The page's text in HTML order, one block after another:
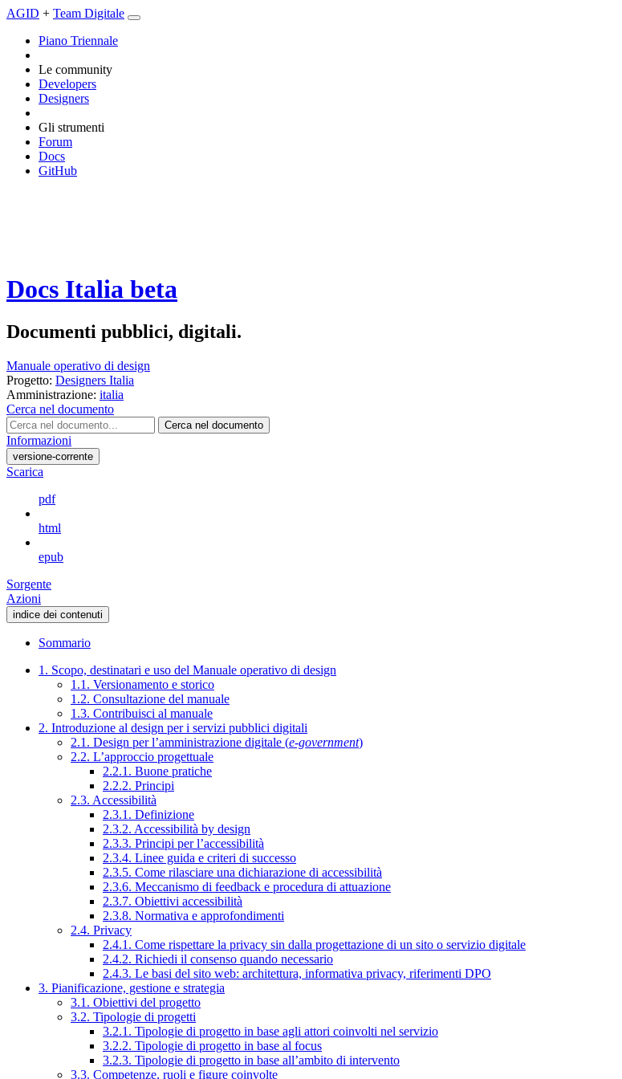
AGID + Team Digitale
Piano Triennale
Le community
Developers
Designers
Gli strumenti
Forum
Docs
GitHub
Docs Italia beta
Documenti pubblici, digitali.
Manuale operativo di design
Progetto: Designers Italia
Amministrazione: italia
Cerca nel documento
Cerca nel documento
Informazioni
versione-corrente
Scarica
pdf
html
epub
Sorgente
Azioni
indice dei contenuti
Sommario
1. Scopo, destinatari e uso del Manuale operativo di design
1.1. Versionamento e storico
1.2. Consultazione del manuale
1.3. Contribuisci al manuale
2. Introduzione al design per i servizi pubblici digitali
2.1. Design per l’amministrazione digitale (e-government)
2.2. L’approccio progettuale
2.2.1. Buone pratiche
2.2.2. Principi
2.3. Accessibilità
2.3.1. Definizione
2.3.2. Accessibilità by design
2.3.3. Principi per l’accessibilità
2.3.4. Linee guida e criteri di successo
2.3.5. Come rilasciare una dichiarazione di accessibilità
2.3.6. Meccanismo di feedback e procedura di attuazione
2.3.7. Obiettivi accessibilità
2.3.8. Normativa e approfondimenti
2.4. Privacy
2.4.1. Come rispettare la privacy sin dalla progettazione di un sito o servizio digitale
2.4.2. Richiedi il consenso quando necessario
2.4.3. Le basi del sito web: architettura, informativa privacy, riferimenti DPO
3. Pianificazione, gestione e strategia
3.1. Obiettivi del progetto
3.2. Tipologie di progetti
3.2.1. Tipologie di progetto in base agli attori coinvolti nel servizio
3.2.2. Tipologie di progetto in base al focus
3.2.3. Tipologie di progetto in base all’ambito di intervento
3.3. Competenze, ruoli e figure coinvolte